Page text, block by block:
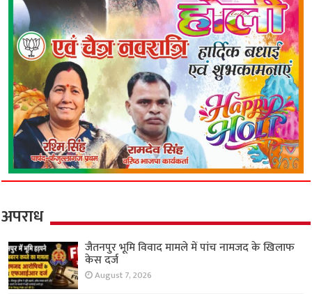
अपराध
जैतनपुर भूमि विवाद मामले में पांच नामजद के खिलाफ
केस दर्ज
August 7, 2026